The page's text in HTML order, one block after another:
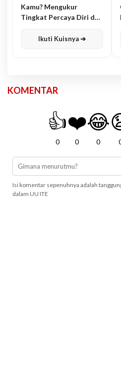
Kamu? Mengukur
Tingkat Percaya Diri dan
Ikuti Kuisnya ➔
KOMENTAR
👍
0
❤️
0
😂
0
Isi komentar sepenuhnya adalah
dalam UU ITE